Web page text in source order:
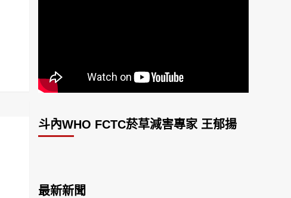
斗內WHO FCTC菸草減害專家 王郁揚
最新新聞